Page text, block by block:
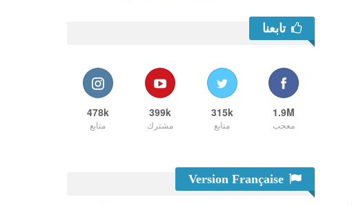
تابعنا
1.9M
معجب
315k
متابع
399k
مشترك
478k
متابع